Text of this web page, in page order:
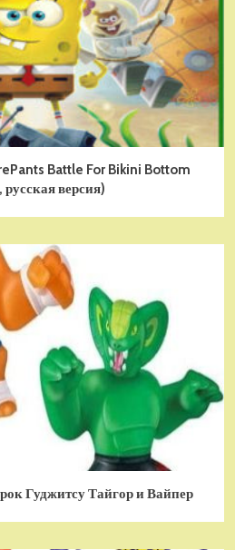
Battle For Bikini Bottom
версия)
Гуджитсу Тайгор и Вайпер